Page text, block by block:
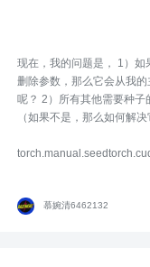
现在，我的问题是， 1）如
删除参数，那么它会从我
呢？ 2）所有其他需要种子
（如果不是，那么如何解
慕婉清6462132